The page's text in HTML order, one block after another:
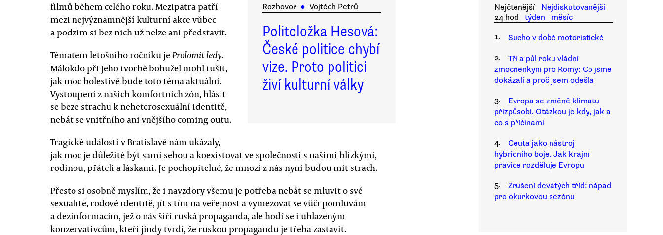
Rozhovor ● Vojtěch Petrů
Politoložka Hesová:
České politice chybí
vize. Proto politici
živí kulturní války
filmů během celého roku. Mezipatra patří
mezi nejvýznamnější kulturní akce vůbec
a podzim si bez nich už nelze ani představit.
Tématem letošního ročníku jeProlomit ledy.
Málokdo při jeho tvorbě bohužel mohl tušit,
jak moc bolestivě bude toto téma aktuální.
Vystoupení z našich komfortních zón, hlásit
se beze strachu k neheterosexuální identitě,
nebát se vnitřního ani vnějšího coming outu.
Tragické události v Bratislavě nám ukázaly,
jak moc je důležité být sami sebou a koexistovat ve společnosti s našimi blízkými,
rodinou, přáteli a láskami. Je pochopitelné, že mnozí z nás nyní budou mít strach.
Přesto si osobně myslím, že i navzdory všemu je potřeba nebát se mluvit o své
sexualitě, rodové identitě, jít s tím na veřejnost a vymezovat se vůči pomluvám
a dezinformacím, jež o nás šíří ruská propaganda, ale hodí se i uhlazeným
konzervativcům, kteří jindy tvrdí, že ruskou propagandu je třeba zastavit.
Nejčtenější
Nejdiskutovanější
24 hod
týden
měsíc
1.
Sucho v době motoristické
2.
Tři a půl roku vládní
zmocněnkyní pro Romy: Co jsme
dokázali a proč jsem odešla
3.
Evropa se změně klimatu
přizpůsobí. Otázkou je kdy, jak a
co s příčinami
4.
Ceuta jako nástroj
hybridního boje. Jak krajní
pravice rozděluje Evropu
5.
Zrušení devátých tříd: nápad
pro okurkovou sezónu